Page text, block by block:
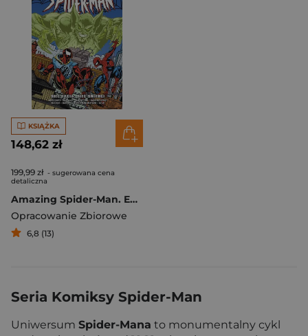
KSIĄŻKA
148,62 zł
199,99 zł - sugerowana cena
detaliczna
Amazing Spider-Man. Epic Collection. Sieć życia, sieć śmierci
Opracowanie Zbiorowe
6,8 (13)
Seria Komiksy Spider-Man
Uniwersum Spider-Mana to monumentalny cykl